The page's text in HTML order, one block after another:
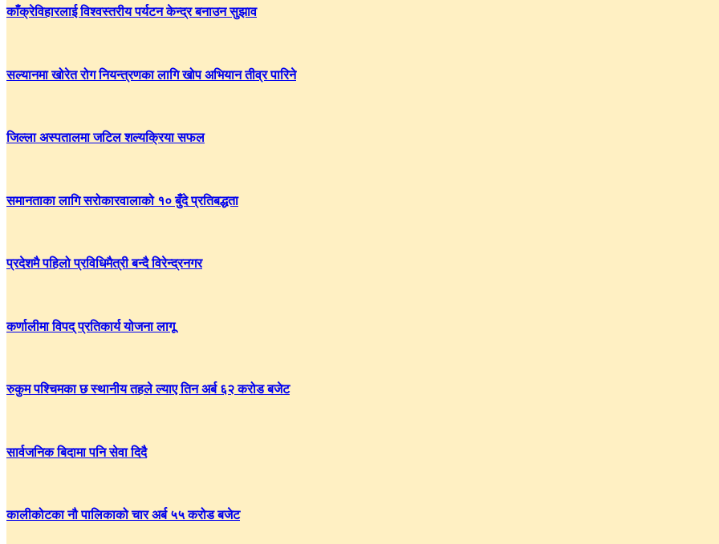
काँक्रेविहारलाई विश्वस्तरीय पर्यटन केन्द्र बनाउन सुझाव
सल्यानमा खोरेत रोग नियन्त्रणका लागि खोप अभियान तीव्र पारिने
जिल्ला अस्पतालमा जटिल शल्यक्रिया सफल
समानताका लागि सरोकारवालाको १० बुँदे प्रतिबद्धता
प्रदेशमै पहिलो प्रविधिमैत्री बन्दै विरेन्द्रनगर
कर्णालीमा विपद् प्रतिकार्य योजना लागू
रुकुम पश्चिमका छ स्थानीय तहले ल्याए तिन अर्ब ६२ करोड बजेट
सार्वजनिक बिदामा पनि सेवा दिदै
कालीकोटका नौ पालिकाको चार अर्ब ५५ करोड बजेट